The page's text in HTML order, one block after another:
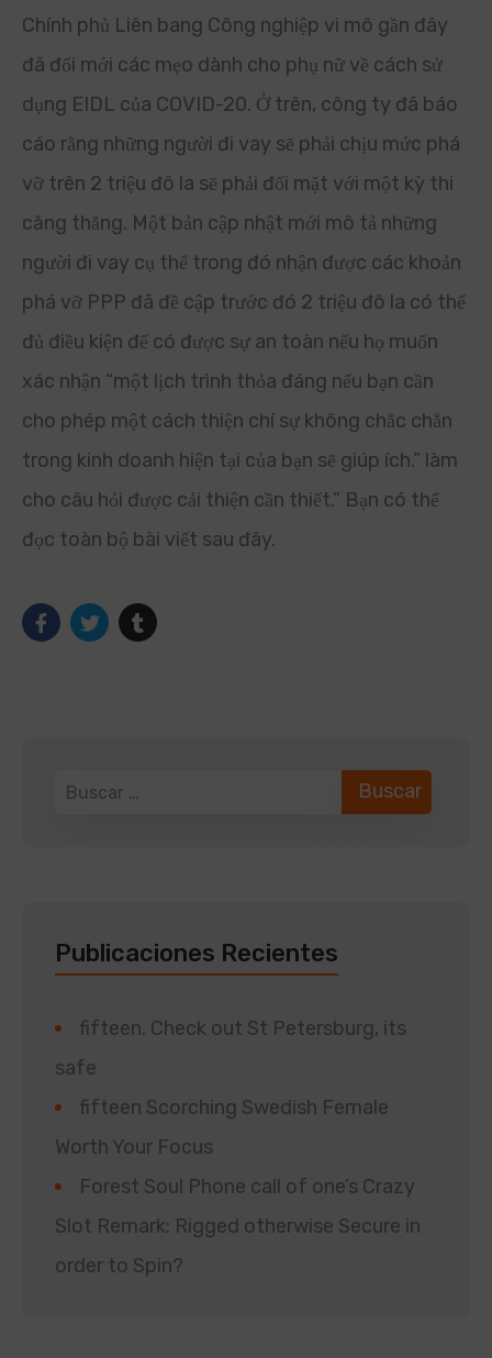
Chính phủ Liên bang Công nghiệp vi mô gần đây
đã đổi mới các mẹo dành cho phụ nữ về cách sử
dụng EIDL của COVID-20. Ở trên, công ty đã báo
cáo rằng những người đi vay sẽ phải chịu mức phá
vỡ trên 2 triệu đô la sẽ phải đối mặt với một kỳ thi
căng thẳng. Một bản cập nhật mới mô tả những
người đi vay cụ thể trong đó nhận được các khoản
phá vỡ PPP đã đề cập trước đó 2 triệu đô la có thể
đủ điều kiện để có được sự an toàn nếu họ muốn
xác nhận “một lịch trình thỏa đáng nếu bạn cần
cho phép một cách thiện chí sự không chắc chắn
trong kinh doanh hiện tại của bạn sẽ giúp ích.” làm
cho câu hỏi được cải thiện cần thiết.” Bạn có thể
đọc toàn bộ bài viết sau đây.
Publicaciones Recientes
fifteen. Check out St Petersburg, its
safe
fifteen Scorching Swedish Female
Worth Your Focus
Forest Soul Phone call of one’s Crazy
Slot Remark: Rigged otherwise Secure in
order to Spin?